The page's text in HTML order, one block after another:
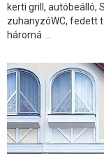
kerti grill, autóbeálló,
zuhanyzóWC, fedett
háromá ...